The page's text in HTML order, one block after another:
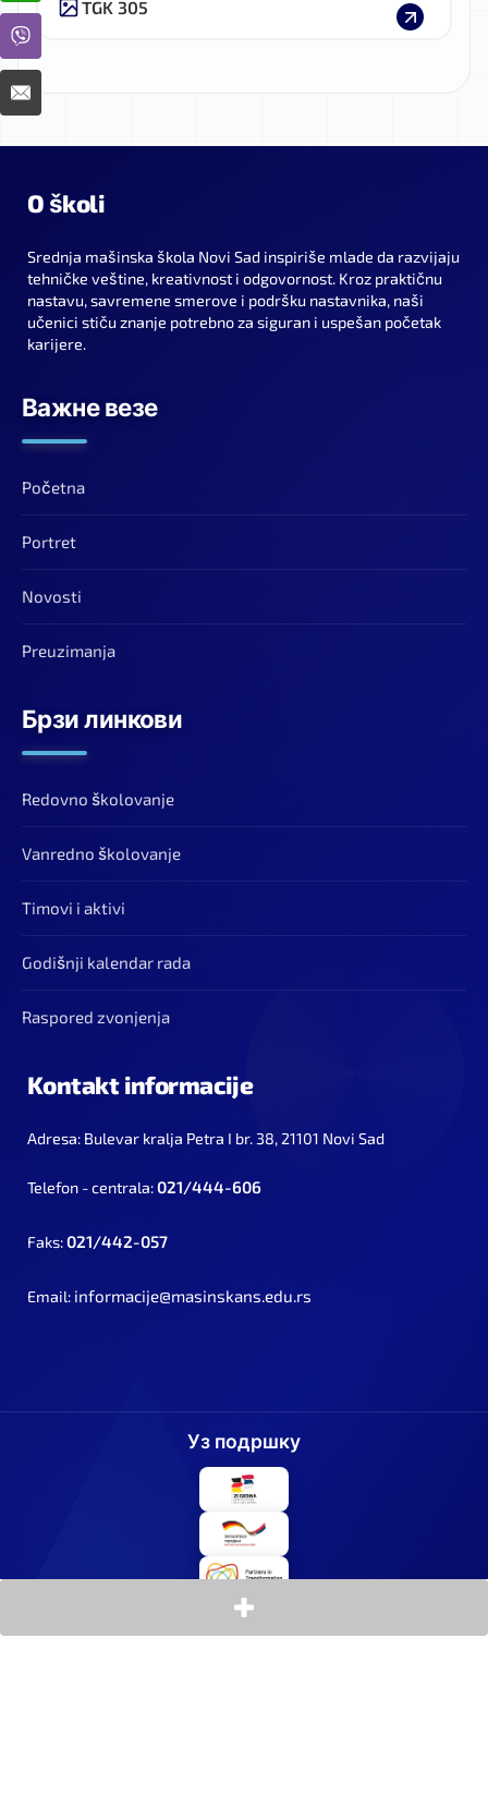
TGK 305
O školi
Srednja mašinska škola Novi Sad inspiriše mlade da razvijaju
tehničke veštine, kreativnost i odgovornost. Kroz praktičnu
nastavu, savremene smerove i podršku nastavnika, naši
učenici stiču znanje potrebno za siguran i uspešan početak
karijere.
Важне везе
Početna
Portret
Novosti
Preuzimanja
Брзи линкови
Redovno školovanje
Vanredno školovanje
Timovi i aktivi
Godišnji kalendar rada
Raspored zvonjenja
Kontakt informacije
Adresa: Bulevar kralja Petra I br. 38, 21101 Novi Sad
Telefon - centrala:021/444-606
Faks:021/442-057
Email: informacije@masinskans.edu.rs
Уз подршку